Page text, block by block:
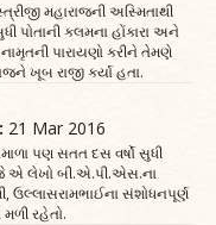
મહારાજની અસ્મિતાથી
પોતાની કલમના હોંકારા અને
પારાયણો કરીને તેમણે
ખૂબ રાજી કર્યા હતા.
21 Mar 2016
પણ સતત દસ વર્ષો સુધી
એ લેખો બી.એ.પી.એસ.ના
ઉલ્લાસરામભાઈના સંશોધનપૂર્ણ
રહેતો.